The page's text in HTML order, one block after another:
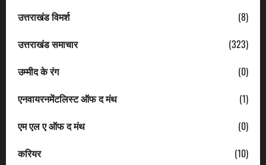
उत्तराखंड विमर्श
(8)
उत्तराखंड समाचार
(323)
उम्मीद के रंग
(0)
एनवायरनमेंटलिस्ट ऑफ द मंथ
(1)
एम एल ए ऑफ द मंथ
(0)
करियर
(10)